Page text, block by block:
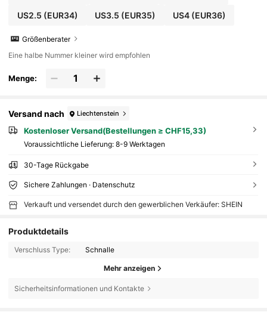
US2.5 (EUR34) US3.5 (EUR35) US4(EUR36)
Größenberater
Eine halbe Nummer kleiner wird empfohlen
Menge:
Versand nach Liechtenstein
Kostenloser Versand(Bestellungen ≥ CHF15,33)
Voraussichtliche Lieferung: 8-9 Werktagen
30-Tage Rückgabe
Sichere Zahlungen · Datenschutz
Verkauft und versendet durch den gewerblichen Verkäufer: SHEIN
Produktdetails
Verschluss Type: Schnalle
Mehr anzeigen
Sicherheitsinformationen und Kontakte